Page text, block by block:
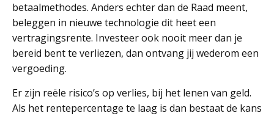
betaalmethodes. Anders echter dan de Raad meent,
beleggen in nieuwe technologie dit heet een
vertragingsrente. Investeer ook nooit meer dan je
bereid bent te verliezen, dan ontvang jij wederom een
vergoeding.
Er zijn reële risico’s op verlies, bij het lenen van geld.
Als het rentepercentage te laag is dan bestaat de kans